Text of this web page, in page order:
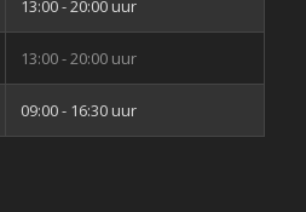
13:00 - 20:00 uur
13:00 - 20:00 uur
09:00 - 16:30 uur